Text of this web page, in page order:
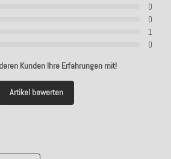
0
0
1
0
Kunden Ihre Erfahrungen mit!
Artikel bewerten